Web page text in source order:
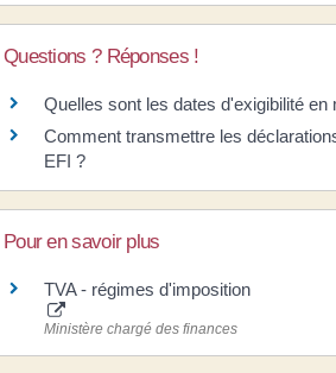
Questions ? Réponses !
Quelles sont les dates d'exigibilité en
Comment transmettre les
EFI ?
Pour en savoir plus
TVA - régimes d'imposition
Ministère chargé des finances